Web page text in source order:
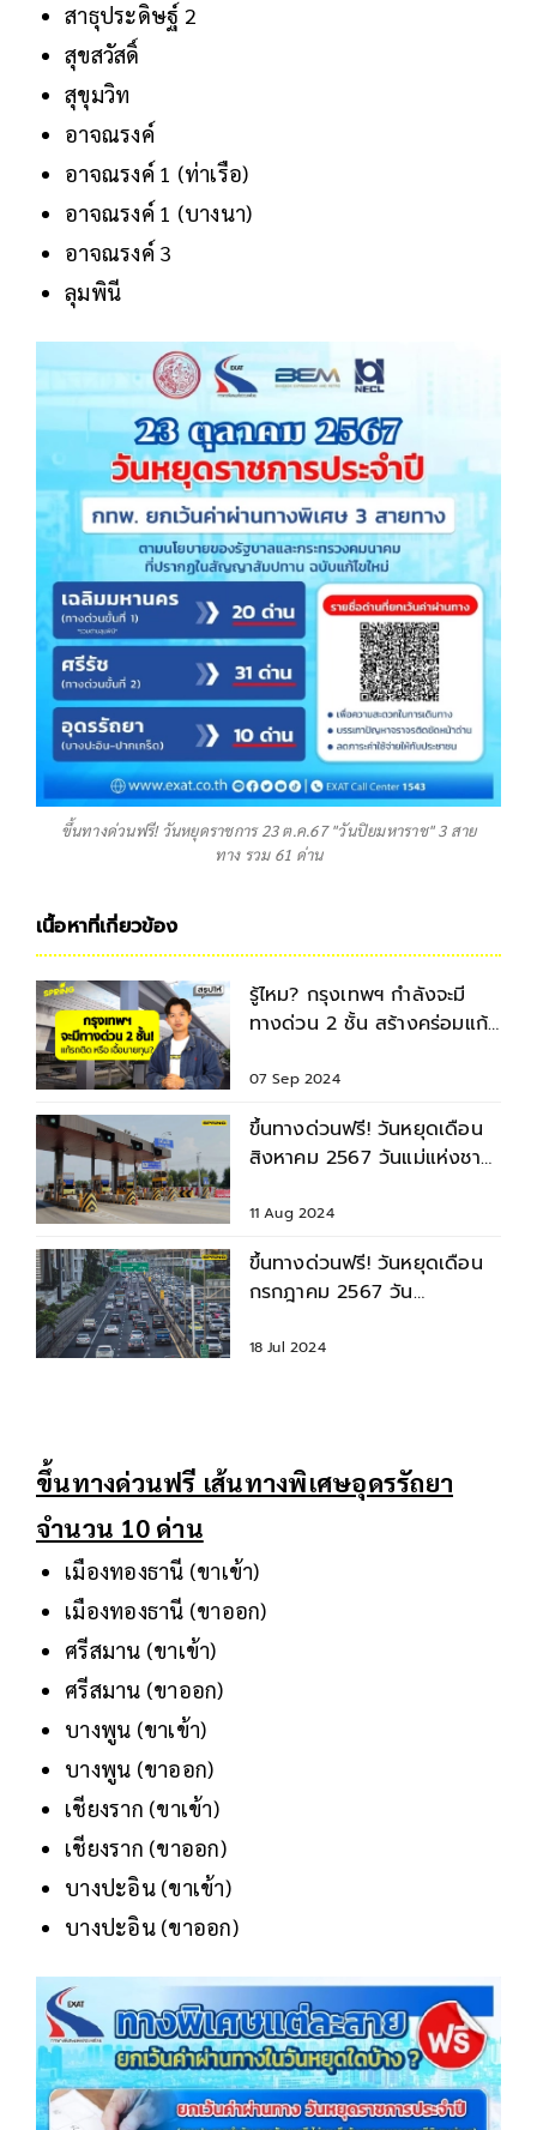
สาธุประดิษฐ์ 2
สุขสวัสดิ์
สุขุมวิท
อาจณรงค์
อาจณรงค์ 1 (ท่าเรือ)
อาจณรงค์ 1 (บางนา)
อาจณรงค์ 3
ลุมพินี
ขึ้นทางด่วนฟรี! วันหยุดราชการ 23 ต.ค.67 "วันปิยมหาราช" 3 สาย
ทาง รวม 61 ด่าน
เนื้อหาที่เกี่ยวข้อง
รู้ไหม? กรุงเทพฯ กำลังจะมี
ทางด่วน 2 ชั้น สร้างคร่อมแก้
07 Sep 2024
ขึ้นทางด่วนฟรี! วันหยุดเดือน
สิงหาคม 2567 วันแม่แห่งชาติ
11 Aug 2024
ขึ้นทางด่วนฟรี! วันหยุดเดือน
กรกฎาคม 2567 วัน
ด่าน
18 Jul 2024
ขึ้นทางด่วนฟรี เส้นทางพิเศษอุดรรัถยา
จำนวน 10 ด่าน
เมืองทองธานี (ขาเข้า)
เมืองทองธานี (ขาออก)
ศรีสมาน (ขาเข้า)
ศรีสมาน (ขาออก)
บางพูน (ขาเข้า)
บางพูน (ขาออก)
เชียงราก (ขาเข้า)
เชียงราก (ขาออก)
บางปะอิน (ขาเข้า)
บางปะอิน (ขาออก)